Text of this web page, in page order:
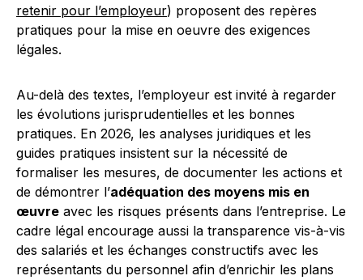
retenir pour l’employeur) proposent des repères
pratiques pour la mise en oeuvre des exigences
légales.
Au-delà des textes, l’employeur est invité à regarder
les évolutions jurisprudentielles et les bonnes
pratiques. En 2026, les analyses juridiques et les
guides pratiques insistent sur la nécessité de
formaliser les mesures, de documenter les actions et
de démontrer l’adéquation des moyens mis en
œuvre avec les risques présents dans l’entreprise. Le
cadre légal encourage aussi la transparence vis-à-vis
des salariés et les échanges constructifs avec les
représentants du personnel afin d’enrichir les plans